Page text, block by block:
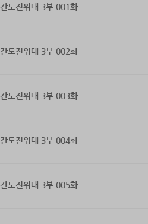
간도진위대 3부 001화
간도진위대 3부 002화
간도진위대 3부 003화
간도진위대 3부 004화
간도진위대 3부 005화